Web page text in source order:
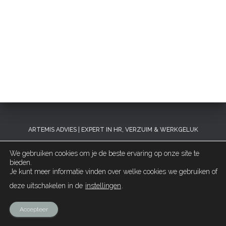
ARTEMIS ADVIES | EXPERT IN HR, VERZUIM & WERKGELUK
MIJN AANBOD OVER MIJ REFERENTIES IN DE MEDIA
We gebruiken cookies om je de beste ervaring op onze site te
bieden.
Je kunt meer informatie vinden over welke cookies we gebruiken of
deze uitschakelen in de instellingen
Accepteer